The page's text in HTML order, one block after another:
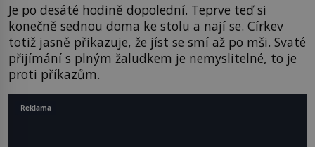
Je po desáté hodině dopolední. Teprve teď si
konečně sednou doma ke stolu a nají se. Církev
totiž jasně přikazuje, že jíst se smí až po mši. Svaté
přijímání s plným žaludkem je nemyslitelné, to je
proti příkazům.
Reklama